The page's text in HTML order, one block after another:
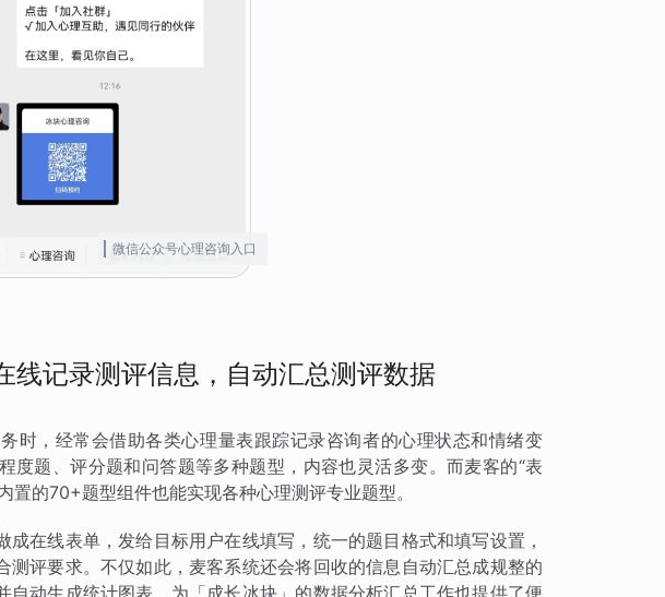
微信公众号心理咨询入口
线记录测评信息，自动汇总测评数据
时，经常会借助各类心理量表跟踪记录咨询者的心理状态和情绪变
度题、评分题和问答题等多种题型，内容也灵活多变。而麦客的“表
置的70+题型组件也能实现各种心理测评专业题型。
成在线表单，发给目标用户在线填写，统一的题目格式和填写设置，
评要求。不仅如此，麦客系统还会将回收的信息自动汇总成规整的